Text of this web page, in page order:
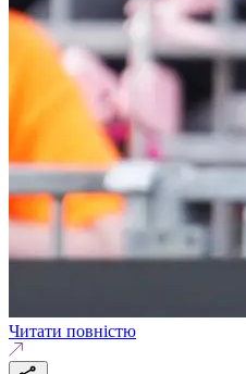
Читати повністю